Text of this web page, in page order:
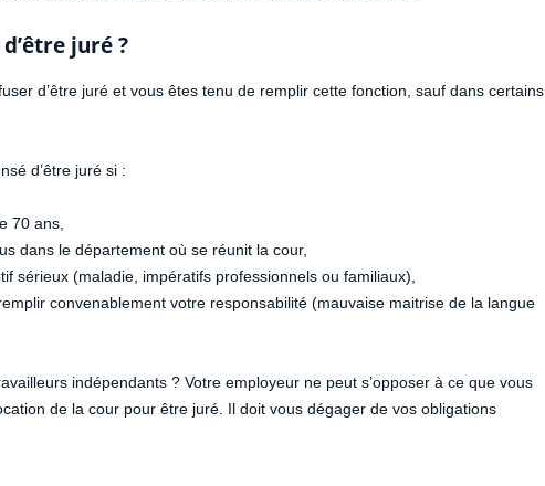
juré ?
d’être juré et vous êtes tenu de remplir cette fonction, sauf dans certains
d’être juré si :
70 ans,
dans le département où se réunit la cour,
sérieux (maladie, impératifs professionnels ou familiaux),
convenablement votre responsabilité (mauvaise maitrise de la langue
indépendants ? Votre employeur ne peut s’opposer à ce que vous
de la cour pour être juré. Il doit vous dégager de vos obligations